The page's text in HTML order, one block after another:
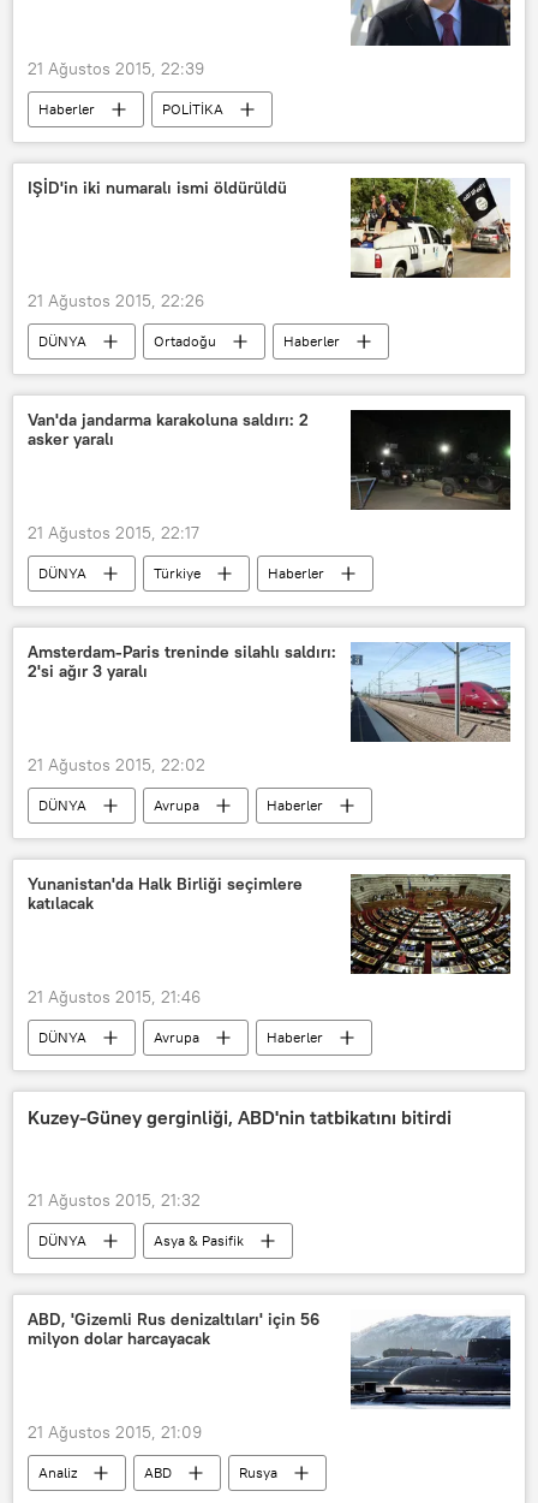
21 Ağustos 2015, 22:39
Haberler
POLİTİKA
Türkmenistan
Gurbanguli Berdimuhamedov
IŞİD'in iki numaralı ismi öldürüldü
21 Ağustos 2015, 22:26
DÜNYA Ortadoğu
Haberler
Irak
IŞİD
Van'da jandarma karakoluna saldırı: 2
asker yaralı
21 Ağustos 2015, 22:17
DÜNYA Türkiye
Haberler
TÜRKİYE
Amsterdam-Paris treninde silahlı saldırı:
2'si ağır 3 yaralı
21 Ağustos 2015, 22:02
DÜNYA Avrupa
Haberler
Amsterdam
Paris
Bernard Cazeneuve
Yunanistan'da Halk Birliği seçimlere
katılacak
21 Ağustos 2015, 21:46
DÜNYA Avrupa
Haberler
Yunanistan
SYRIZA
Halk Birliği
Kuzey-Güney gerginliği, ABD'nin tatbikatını bitirdi
21 Ağustos 2015, 21:32
DÜNYA
Asya & Pasifik
Haberler
ABD
Güney Kore
Kuzey Kore
ABD, 'Gizemli Rus denizaltıları' için 56
milyon dolar harcayacak
21 Ağustos 2015, 21:09
Analiz ABD Rusya